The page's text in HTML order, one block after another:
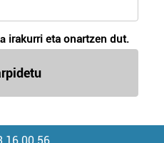
irakurri eta onartzen dut.
16 00 56